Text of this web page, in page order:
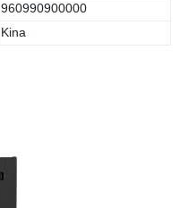
960990900000
Kina